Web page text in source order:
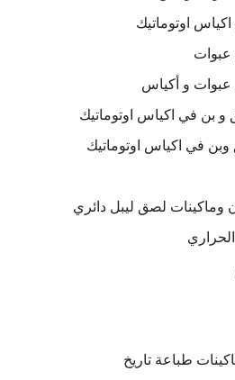
اوتوماتيك
و أكياس
و بن في اكياس اوتوماتيك
في اكياس اوتوماتيك
وماكينات لصق ليبل دائري
طباعة تاريخ